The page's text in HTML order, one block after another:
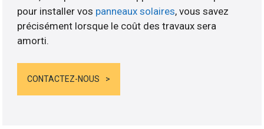
pour installer vos panneaux solaires, vous savez
précisément lorsque le coût des travaux sera
amorti.
CONTACTEZ-NOUS